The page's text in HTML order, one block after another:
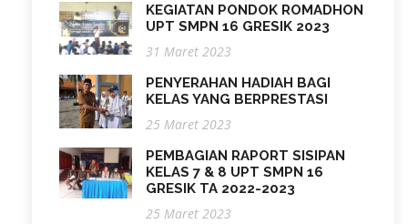
KEGIATAN PONDOK ROMADHON
UPT SMPN 16 GRESIK 2023
31 Maret 2023
PENYERAHAN HADIAH BAGI
KELAS YANG BERPRESTASI
25 Maret 2023
PEMBAGIAN RAPORT SISIPAN
KELAS 7 & 8 UPT SMPN 16
GRESIK TA 2022-2023
25 Maret 2023